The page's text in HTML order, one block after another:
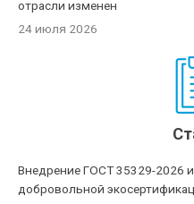
отрасли изменен
24 июля 2026
Внедрение ГОСТ 35329-2026
добровольной